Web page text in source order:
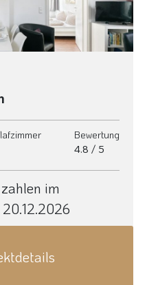
Bewertung
4.8 / 5
im